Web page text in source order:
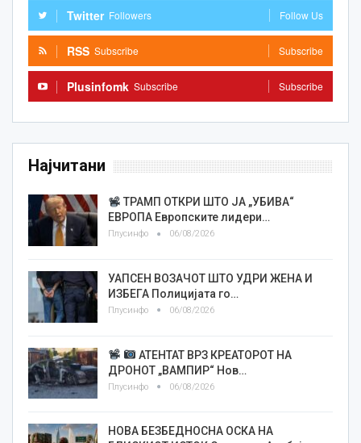
Twitter Followers Follow Us
RSS Subscribe Subscribe
Plusinfomk Subscribe Subscribe
Најчитани
ТРАМП ОТКРИ ШТО ЈА „УБИВА“
ЕВРОПА Европските лидери…
Плусинфо 06/08/2026
УАПСЕН ВОЗАЧОТ ШТО УДРИ ЖЕНА И
ИЗБЕГА Полицијата го…
Плусинфо 06/08/2026
АТЕНТАТ ВРЗ КРЕАТОРОТ НА
ДРОНОТ „ВАМПИР“ Нов…
Плусинфо 06/08/2026
НОВА БЕЗБЕДНОСНА ОСКА НА